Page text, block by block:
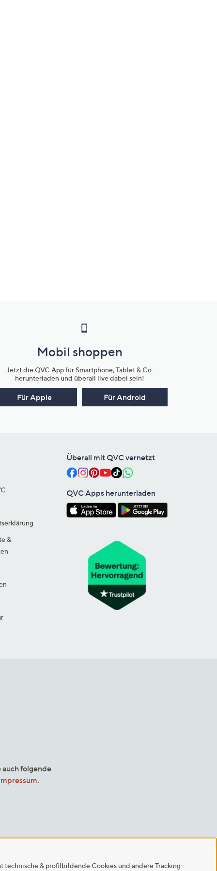
Mobil shoppen
Jetzt die QVC App für Smartphone, Tablet & Co.
herunterladen und überall live dabei sein!
Für Apple Für Android
&
Überall mit QVC vernetzt
QVC Apps herunterladen
folgende
.
technische & profilbildende Cookies und andere Tracking-